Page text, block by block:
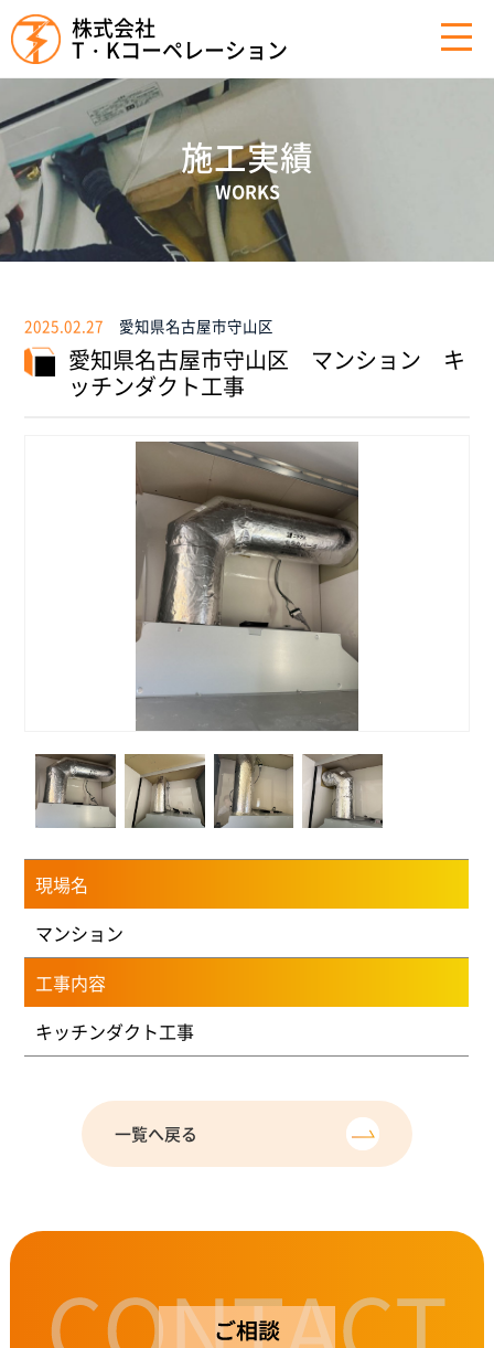
株式会社
T・Kコーペレーション
施工実績
WORKS
2025.02.27 愛知県名古屋市守山区
愛知県名古屋市守山区 マンション キ
ッチンダクト工事
現場名
マンション
工事内容
キッチンダクト工事
一覧へ戻る